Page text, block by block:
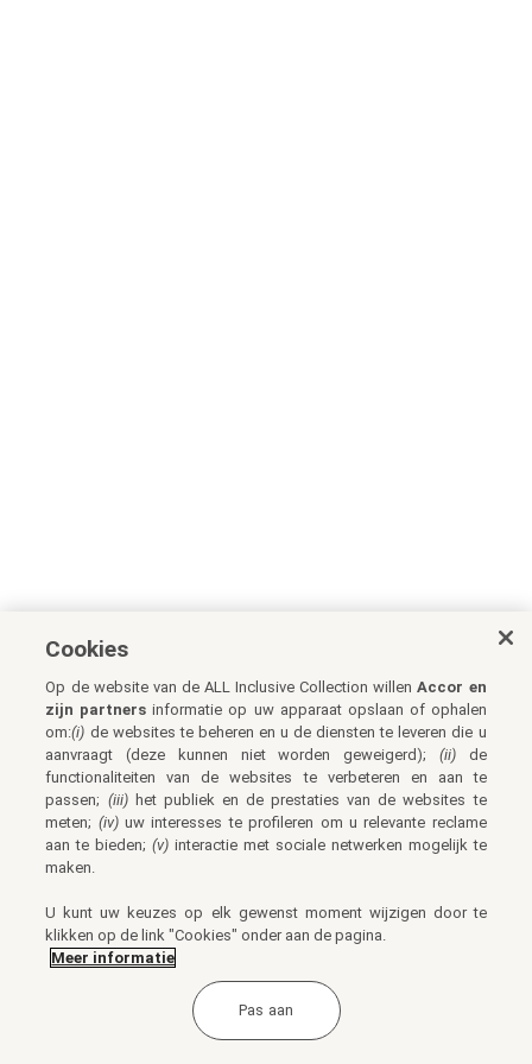
Cookies
Op de website van de ALL Inclusive Collection willenAccor en
zijn partners informatie op uw apparaat opslaan of ophalen
om:(i) de websites te beheren en u de diensten te leveren die u
aanvraagt (deze kunnen niet worden geweigerd); (ii)de
functionaliteiten van de websites te verbeteren en aan te
passen; (iii)het publiek en de prestaties van de websites te
meten; (iv)uw interesses te profileren om u relevante reclame
aan te bieden;(v) interactie met sociale netwerken mogelijk te
maken.
U kunt uw keuzes op elk gewenst moment wijzigen door te
klikken op de link "Cookies" onder aan de pagina.
Meer informatie
Pas aan